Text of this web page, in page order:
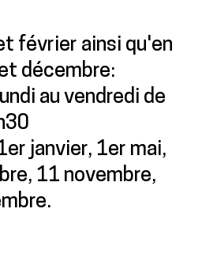
février ainsi qu'en
décembre:
au vendredi de
janvier, 1er mai,
11 novembre,